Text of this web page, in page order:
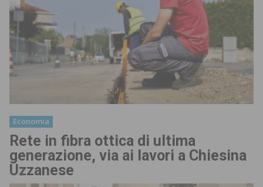
Economia
Rete in fibra ottica di ultima
generazione, via ai lavori a Chiesina
Uzzanese